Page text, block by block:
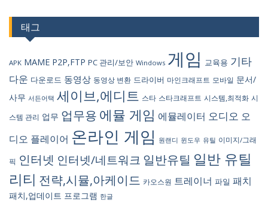
태그
APK MAME P2P,FTP PC 관리/보안 Windows 게임 교육용 기타
다운 다운로드 동영상 동영상 변환 드라이버 마인크래프트 모바일 문서/
사무 서든어택 세이브,에디트 스타 스타크래프트 시스템,최적화 시
스템 관리 업무 업무용 에뮬 게임 에뮬레이터 오디오 오
디오 플레이어 온라인 게임 원랜디 윈도우 유틸 이미지/그래
픽 인터넷 인터넷/네트워크 일반유틸 일반 유틸
리티 전략,시뮬,아케이드 카오스원 트레이너 파일 패치
패치,업데이트 프로그램 한글